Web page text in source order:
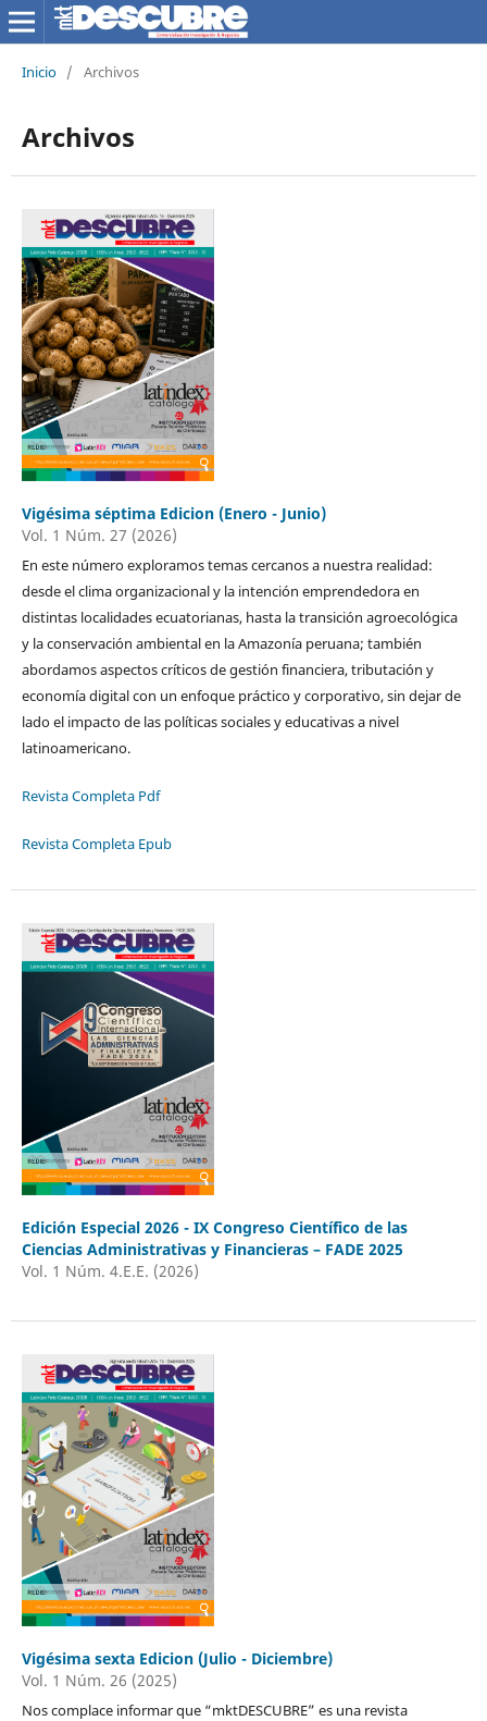
Inicio / Archivos
Archivos
Vigésima séptima Edicion (Enero - Junio)
Vol. 1 Núm. 27 (2026)
En este número exploramos temas cercanos a nuestra realidad:
desde el clima organizacional y la intención emprendedora en
distintas localidades ecuatorianas, hasta la transición agroecológica
y la conservación ambiental en la Amazonía peruana; también
abordamos aspectos críticos de gestión financiera, tributación y
economía digital con un enfoque práctico y corporativo, sin dejar de
lado el impacto de las políticas sociales y educativas a nivel
latinoamericano.
Revista Completa Pdf
Revista Completa Epub
Edición Especial 2026 - IX Congreso Científico de las
Ciencias Administrativas y Financieras – FADE 2025
Vol. 1 Núm. 4.E.E. (2026)
Vigésima sexta Edicion (Julio - Diciembre)
Vol. 1 Núm. 26 (2025)
Nos complace informar que “mktDESCUBRE” es una revista